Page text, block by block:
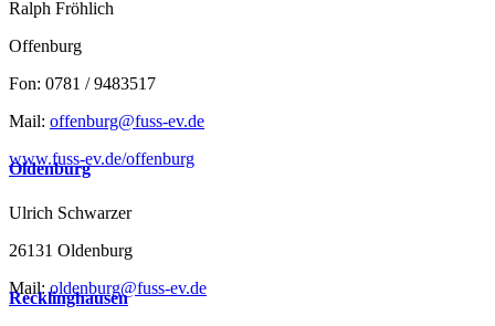
Ralph Fröhlich
Offenburg
Fon: 0781 / 9483517
Mail: offenburg@fuss-ev.de
www.fuss-ev.de/offenburg
Oldenburg
Ulrich Schwarzer
26131 Oldenburg
Mail:oldenburg@fuss-ev.de
Recklinghausen